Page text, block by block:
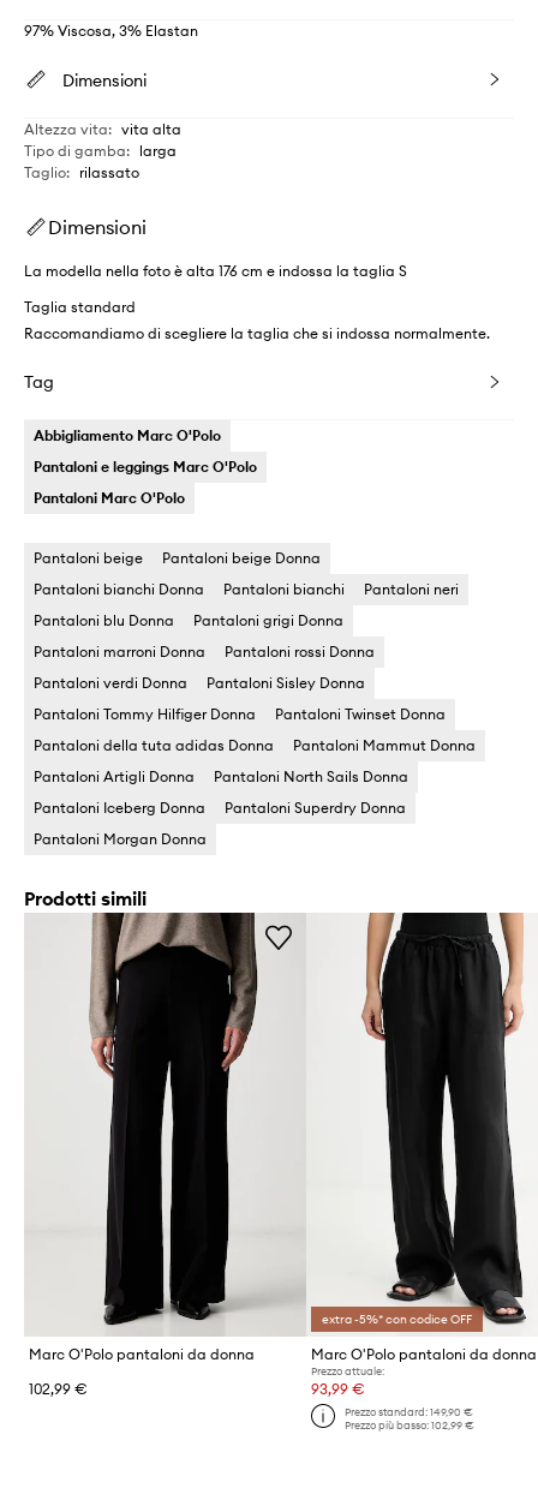
97% Viscosa, 3% Elastan
Dimensioni
Altezza vita: vita alta
Tipo di gamba: larga
Taglio: rilassato
Dimensioni
La modella nella foto è alta 176 cm e indossa la taglia S
Taglia standard
Raccomandiamo di scegliere la taglia che si indossa normalmente.
Tag
Abbigliamento Marc O'Polo
Pantaloni e leggings Marc O'Polo
Pantaloni Marc O'Polo
Pantaloni beige
Pantaloni beige Donna
Pantaloni bianchi Donna
Pantaloni bianchi
Pantaloni neri
Pantaloni blu Donna
Pantaloni grigi Donna
Pantaloni marroni Donna
Pantaloni rossi Donna
Pantaloni verdi Donna
Pantaloni Sisley Donna
Pantaloni Tommy Hilfiger Donna
Pantaloni Twinset Donna
Pantaloni della tuta adidas Donna
Pantaloni Mammut Donna
Pantaloni Artigli Donna
Pantaloni North Sails Donna
Pantaloni Iceberg Donna
Pantaloni Superdry Donna
Pantaloni Morgan Donna
Prodotti simili
Marc O'Polo pantaloni da donna
102,99 €
extra -5%* con codice OFF
Prezzo attuale:
93,99 €
Prezzo standard: 149,90 €
Prezzo più basso: 102,99 €